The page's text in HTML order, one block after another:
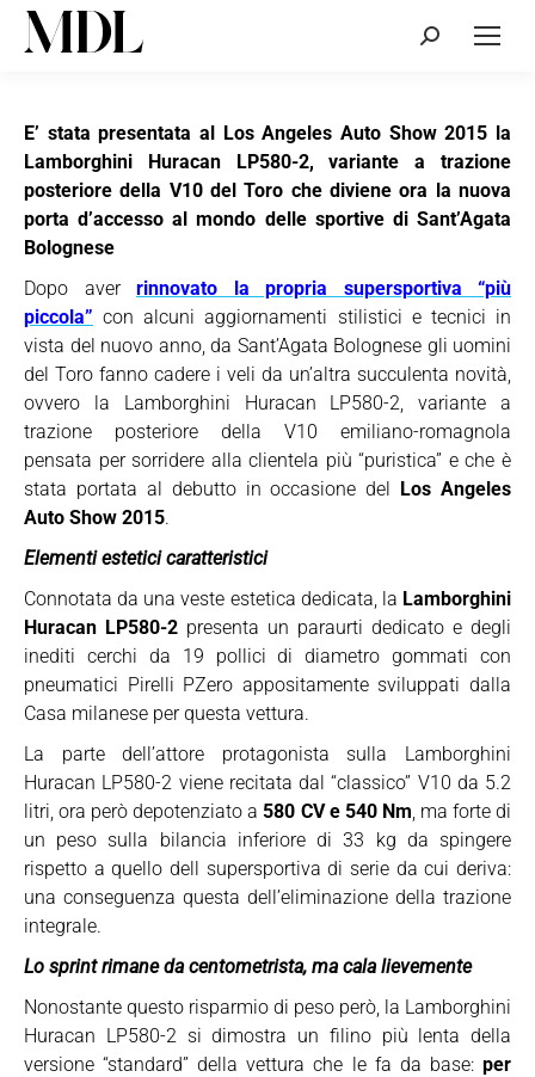
Cerca:
E’ stata presentata al Los Angeles Auto Show 2015 la
Lamborghini Huracan LP580-2, variante a trazione
posteriore della V10 del Toro che diviene ora la nuova
porta d’accesso al mondo delle sportive di Sant’Agata
Bolognese
Dopo aver rinnovato la propria supersportiva “più
piccola” con alcuni aggiornamenti stilistici e tecnici in
vista del nuovo anno, da Sant’Agata Bolognese gli uomini
del Toro fanno cadere i veli da un’altra succulenta novità,
ovvero la Lamborghini Huracan LP580-2, variante a
trazione posteriore della V10 emiliano-romagnola
pensata per sorridere alla clientela più “puristica” e che è
stata portata al debutto in occasione del Los Angeles
Auto Show 2015.
Elementi estetici caratteristici
Connotata da una veste estetica dedicata, la Lamborghini
Huracan LP580-2 presenta un paraurti dedicato e degli
inediti cerchi da 19 pollici di diametro gommati con
pneumatici Pirelli PZero appositamente sviluppati dalla
Casa milanese per questa vettura.
La parte dell’attore protagonista sulla Lamborghini
Huracan LP580-2 viene recitata dal “classico” V10 da 5.2
litri, ora però depotenziato a580 CV e 540 Nm, ma forte di
un peso sulla bilancia inferiore di 33 kg da spingere
rispetto a quello dell supersportiva di serie da cui deriva:
una conseguenza questa dell’eliminazione della trazione
integrale.
Lo sprint rimane da centometrista, ma cala lievemente
Nonostante questo risparmio di peso però, la Lamborghini
Huracan LP580-2 si dimostra un filino più lenta della
versione “standard” della vettura che le fa da base: per